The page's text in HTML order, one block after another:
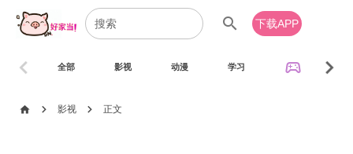
search 下载APP
全部 影视 动漫 学习 sports_esports
chevron_left chevron_right
home chevron_right 影视 chevron_right 正文